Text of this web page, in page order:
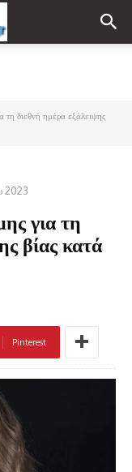
διεθνή ημέρα εξάλειψης
2023
για τη
βίας κατά
Pinterest